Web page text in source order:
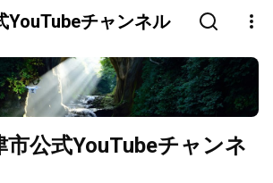
YouTubeチャンネル
市公式YouTubeチャンネ